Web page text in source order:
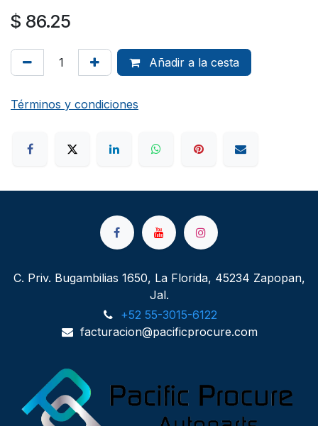
$ 86.25
Añadir a la cesta
Términos y condiciones
C. Priv. Bugambilias 1650, La Florida, 45234 Zapopan,
Jal.
+52 55-3015-6122
facturacion@pacificprocure.com